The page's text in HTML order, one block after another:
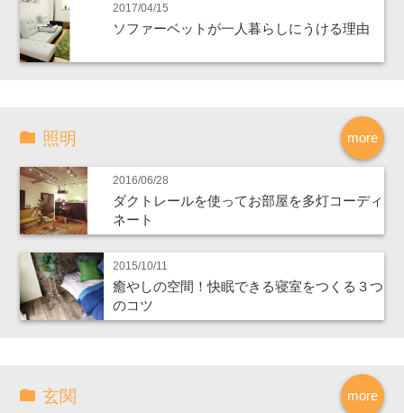
2017/04/15
ソファーベットが一人暮らしにうける理由
more
照明
2016/06/28
ダクトレールを使ってお部屋を多灯コーディ
ネート
2015/10/11
癒やしの空間！快眠できる寝室をつくる３つ
のコツ
more
玄関